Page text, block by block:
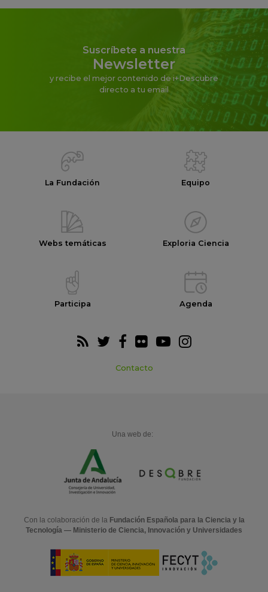
Suscríbete a nuestra
Newsletter
y recibe el mejor contenido de i+Descubre
directo a tu email
La Fundación Equipo
Webs temáticas Exploria Ciencia
Participa Agenda
Contacto
Una web de:
Con la colaboración de la Fundación Española para la Ciencia y la
Tecnología — Ministerio de Ciencia, Innovación y Universidades